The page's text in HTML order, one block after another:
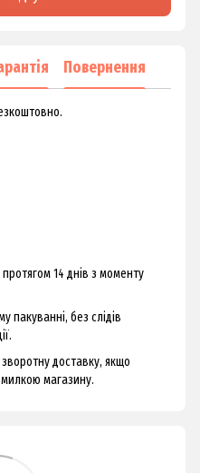
Повернення
14 днів з моменту
пакуванні, без слідів
доставку, якщо
магазину.